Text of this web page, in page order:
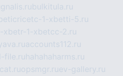
gnalis.rubulkitula.ru
1-xbetti-5.ru
xbetr-1-xbetcc-2.ru
accounts112.ru
file.ru hahahaharms.ru
opsmgr.ruev-gallery.ru